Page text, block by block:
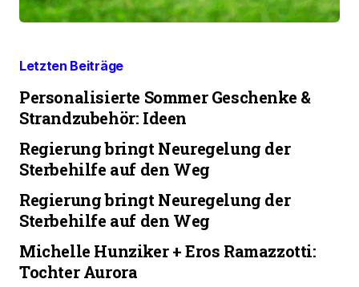
Letzten Beiträge
Personalisierte Sommer Geschenke &
Strandzubehör: Ideen
Regierung bringt Neuregelung der
Sterbehilfe auf den Weg
Regierung bringt Neuregelung der
Sterbehilfe auf den Weg
Michelle Hunziker + Eros Ramazzotti:
Tochter Aurora